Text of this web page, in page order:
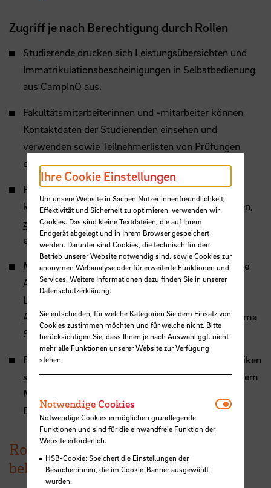
Zugriff je nach Berechtigung durch Rollen
Studierende drucken sich Leistungsübersichten und
Immatrikulationsbescheinigungen in Selbstbedienung
aus CampInO aus.
Fakultätsmitarbeiterinnen und -mitarbeiter können
Kontaktdaten der Studierenden einsehen und
verwenden sowie Teilnehmerlisten von Prüfungen
einsehen.
Prüfungsausschussvorsitzende und Studiendekane
können die Bewertungen von Studierenden einsehen,
z.B. um eine qualifizierte Studienberatung zu
ermöglichen.
Mitarbeiterinnen und Mitarbeiter desD3können alle
Arten von Daten in CampInO einsehen und ändern,
Listen und Bescheide erstellen. Auch die
Abschlussdokumente (Zeugnis, Urkunde und Diploma
Supplement) werden aus CampInO generiert.
Für komplexe Abfragen, Auswertungen und Statistiken
steht besonders geschulten Mitarbeiter:innen mit dem
Modul 'Business Intelligence' ein umfangreiches
Datenanalyse-Tool zur Verfügung.
Rollen und Rechte und wie man sie
bekommt
Ihre Cookie Einstellungen
Um unsere Website in Sachen Nutzer:innenfreundlichkeit,
Effektivität und Sicherheit zu optimieren, verwenden wir
Cookies. Das sind kleine Textdateien, die auf Ihrem
Endgerät abgelegt und in Ihrem Browser gespeichert
werden. Darunter sind Cookies, die technisch für den
Betrieb unserer Website notwendig sind, sowie Cookies zur
anonymen Webanalyse oder für erweiterte Funktionen und
Services. Weitere Informationen dazu finden Sie in unserer
Datenschutzerklärung.
Sie entscheiden, für welche Kategorien Sie dem Einsatz von
Cookies zustimmen möchten und für welche nicht. Bitte
berücksichtigen Sie, dass Ihnen je nach Auswahl ggf. nicht
mehr alle Funktionen unserer Website zur Verfügung
stehen.
Notwendige Cookies
Notwendige Cookies ermöglichen grundlegende
Funktionen und sind für die einwandfreie Funktion der
Website erforderlich.
HSB-Cookie: Speichert die Einstellungen der
Besucher:innen, die im Cookie-Banner ausgewählt
wurden.